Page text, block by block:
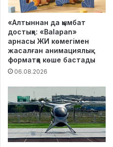
«Алтыннан да қымбат
достық»: «Balapan»
арнасы ЖИ көмегімен
жасалған анимациялық
форматқа көше бастады
06.08.2026